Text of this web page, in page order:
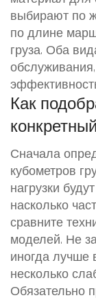
выбирают по
по длине
груза. Оба
Как
Сначала
кубометров
нагрузки
насколько
сравните
моделей. Не
иногда лучше
несколько
Обязательно